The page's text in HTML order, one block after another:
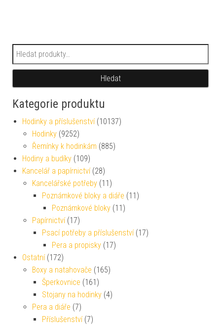
Hledat:
Hledat
Kategorie produktu
Hodinky a příslušenství (10137)
Hodinky (9252)
Řemínky k hodinkám (885)
Hodiny a budíky (109)
Kancelář a papírnictví (28)
Kancelářské potřeby (11)
Poznámkové bloky a diáře (11)
Poznámkové bloky (11)
Papírnictví (17)
Psací potřeby a příslušenství (17)
Pera a propisky (17)
Ostatní (172)
Boxy a natahovače (165)
Šperkovnice (161)
Stojany na hodinky (4)
Pera a diáře (7)
Příslušenství (7)